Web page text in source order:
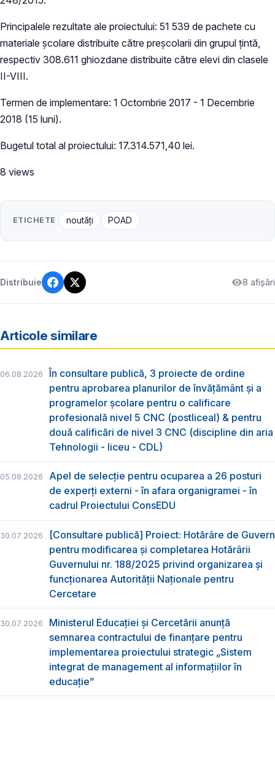
Principalele rezultate ale proiectului: 51 539 de pachete cu
materiale școlare distribuite către preșcolarii din grupul țintă,
respectiv 308.611 ghiozdane distribuite către elevi din clasele
II-VIII.
Termen de implementare: 1 Octombrie 2017 - 1 Decembrie
2018 (15 luni).
Bugetul total al proiectului: 17.314.571,40 lei.
8 views
ETICHETE noutăți POAD
Distribuie 8 afișări
Articole similare
06.08.2026
În consultare publică, 3 proiecte de ordine
pentru aprobarea planurilor de învățământ și a
programelor școlare pentru o calificare
profesională nivel 5 CNC (postliceal) & pentru
două calificări de nivel 3 CNC (discipline din aria
Tehnologii - liceu - CDL)
05.08.2026
Apel de selecție pentru ocuparea a 26 posturi
de experți externi - în afara organigramei - în
cadrul Proiectului ConsEDU
30.07.2026
[Consultare publică] Proiect: Hotărâre de Guvern
pentru modificarea și completarea Hotărârii
Guvernului nr. 188/2025 privind organizarea şi
funcţionarea Autorităţii Naţionale pentru
Cercetare
30.07.2026
Ministerul Educației și Cercetării anunță
semnarea contractului de finanțare pentru
implementarea proiectului strategic „Sistem
integrat de management al informațiilor în
educație”